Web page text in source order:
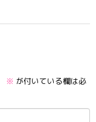
※ が付いている欄は必